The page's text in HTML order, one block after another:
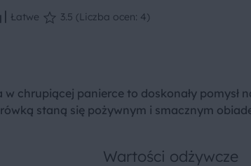
Łatwe 3.5 (Liczba ocen: 4)
w chrupiącej panierce to doskonały pomysł
staną się pożywnym i smacznym
Wartości odżywcze